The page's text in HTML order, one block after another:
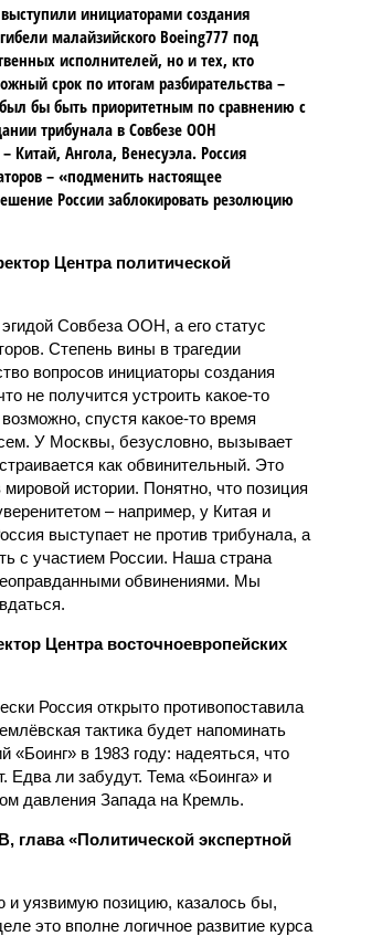
инициаторами создания
малайзийского Boeing777 под
исполнителей, но и тех, кто
срок по итогам разбирательства –
бы быть приоритетным по сравнению с
трибунала в Совбезе ООН
Китай, Ангола, Венесуэла. Россия
– «подменить настоящее
России заблокировать резолюцию
Центра политической
Совбеза ООН, а его статус
Степень вины в трагедии
вопросов инициаторы создания
не получится устроить какое-то
спустя какое-то время
У Москвы, безусловно, вызывает
как обвинительный. Это
истории. Понятно, что позиция
– например, у Китая и
выступает не против трибунала, а
с участием России. Наша страна
обвинениями. Мы
Центра восточноевропейских
Россия открыто противопоставила
тактика будет напоминать
«Боинг» в 1983 году: надеяться, что
Едва ли забудут. Тема «Боинга» и
давления Запада на Кремль.
глава «Политической экспертной
и уязвимую позицию, казалось бы,
это вполне логичное развитие курса